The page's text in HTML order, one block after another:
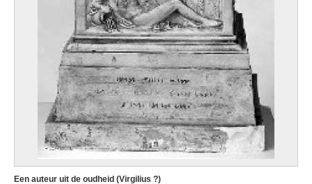
Een auteur uit de oudheid (Virgilius ?)